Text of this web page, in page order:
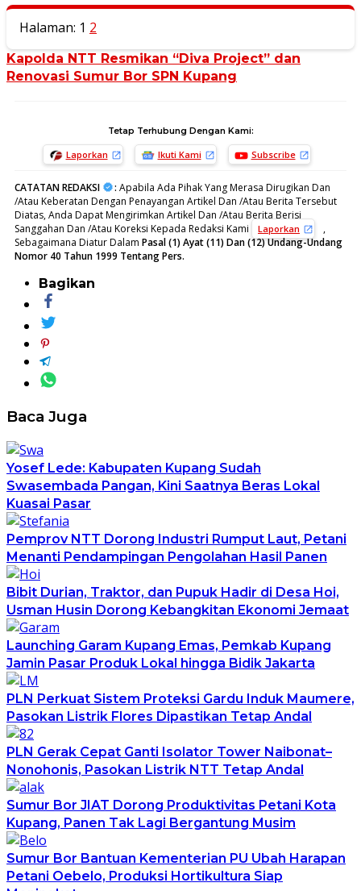
Halaman: 1 2
Kapolda NTT Resmikan “Diva Project” dan
Renovasi Sumur Bor SPN Kupang
Tetap Terhubung Dengan Kami:
Laporkan Ikuti Kami Subscribe
CATATAN REDAKSI : Apabila Ada Pihak Yang Merasa Dirugikan Dan
/Atau Keberatan Dengan Penayangan Artikel Dan /Atau Berita Tersebut
Diatas, Anda Dapat Mengirimkan Artikel Dan /Atau Berita Berisi
Sanggahan Dan /Atau Koreksi Kepada Redaksi Kami
Laporkan
,
Sebagaimana Diatur Dalam Pasal (1) Ayat (11) Dan (12) Undang-Undang
Nomor 40 Tahun 1999 Tentang Pers.
Bagikan
Baca Juga
Yosef Lede: Kabupaten Kupang Sudah
Swasembada Pangan, Kini Saatnya Beras Lokal
Kuasai Pasar
Pemprov NTT Dorong Industri Rumput Laut, Petani
Menanti Pendampingan Pengolahan Hasil Panen
Bibit Durian, Traktor, dan Pupuk Hadir di Desa Hoi,
Usman Husin Dorong Kebangkitan Ekonomi Jemaat
Launching Garam Kupang Emas, Pemkab Kupang
Jamin Pasar Produk Lokal hingga Bidik Jakarta
PLN Perkuat Sistem Proteksi Gardu Induk Maumere,
Pasokan Listrik Flores Dipastikan Tetap Andal
PLN Gerak Cepat Ganti Isolator Tower Naibonat–
Nonohonis, Pasokan Listrik NTT Tetap Andal
Sumur Bor JIAT Dorong Produktivitas Petani Kota
Kupang, Panen Tak Lagi Bergantung Musim
Sumur Bor Bantuan Kementerian PU Ubah Harapan
Petani Oebelo, Produksi Hortikultura Siap